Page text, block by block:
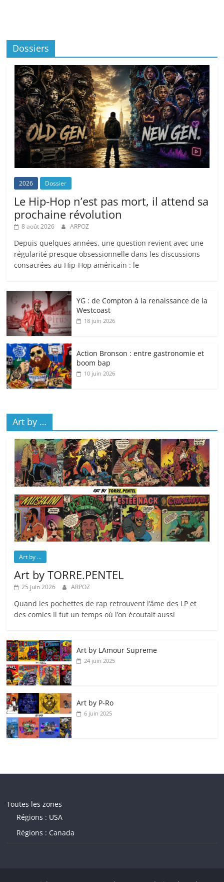
Dossiers
2026 Dossier
Le Hip-Hop n’est pas mort, il attend sa
prochaine révolution
8 août 2026 ARPOZ
Depuis quelques années, une question revient avec une
régularité presque obsessionnelle dans les discussions
consacrées au Hip-Hop américain : le
YG : de Compton à la renaissance de la
Westcoast
18 juin 2026
Action Bronson : entre gastronomie et
boom bap
10 juin 2026
Art by …
Art by ...
Art by TORRE.PENTEL
25 juin 2026 ARPOZ
Quand les pochettes de rap retrouvent l’âme des LP et
des comics Il fut un temps où l’on écoutait aussi
Art by LAmour Supreme
24 juin 2025
Art by P‑Ro
6 juin 2025
Toutes les zones
Régions : USA
Régions : Canada